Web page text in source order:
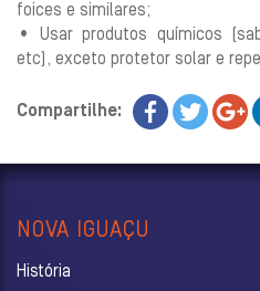
foices e similares;
• Usar produtos químicos
etc), exceto protetor solar e
Compartilhe:
NOVA IGUAÇU
História